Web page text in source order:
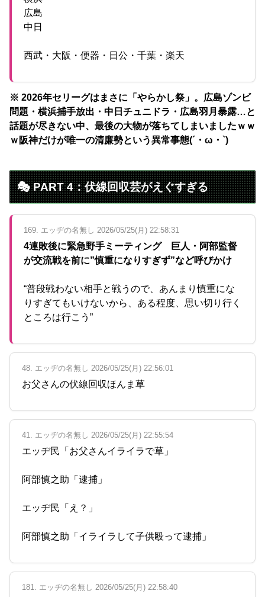
広島
中日
西武・大阪・便器・日公・千葉・楽天
※ 2026年セリーグはまさに「やらかし祭」。広島ゾンビ
問題・横浜捕手放出・中日チュニドラ・広島羽月暴露…と
話題が尽きない中、最後の大物が落ちてしまいましたｗｗ
ｗ阪神だけが唯一の清廉勢という異常事態(´・ω・`)
🎭 PART 4：伏線回収芸がえぐすぎる
169. エッヂの名無し 2026/05/25(月) 22:58:31
4連敗後に緊急野手ミーティング 巨人・阿部監督
が交流戦を前に”慎重になりすぎず”など呼びかけ
“普段戦わない相手と戦うので、あんまり慎重にな
りすぎてもいけないから、ある程度、思い切り行く
ところは行こう”
48. エッヂの名無し 2026/05/25(月) 22:56:01
お父さんの伏線回収ほんま草
41. エッヂの名無し 2026/05/25(月) 22:55:54
エッヂ民「お父さんイライラで草」
阿部慎之助「逮捕」
エッヂ民「え？」
阿部慎之助「イライラして子供殴って逮捕」
181. エッヂの名無し 2026/05/25(月) 22:58:40